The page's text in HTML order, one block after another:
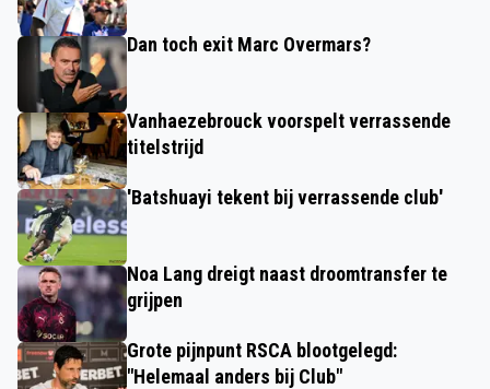
Dan toch exit Marc Overmars?
Vanhaezebrouck voorspelt verrassende
titelstrijd
'Batshuayi tekent bij verrassende club'
Noa Lang dreigt naast droomtransfer te
grijpen
Grote pijnpunt RSCA blootgelegd:
"Helemaal anders bij Club"